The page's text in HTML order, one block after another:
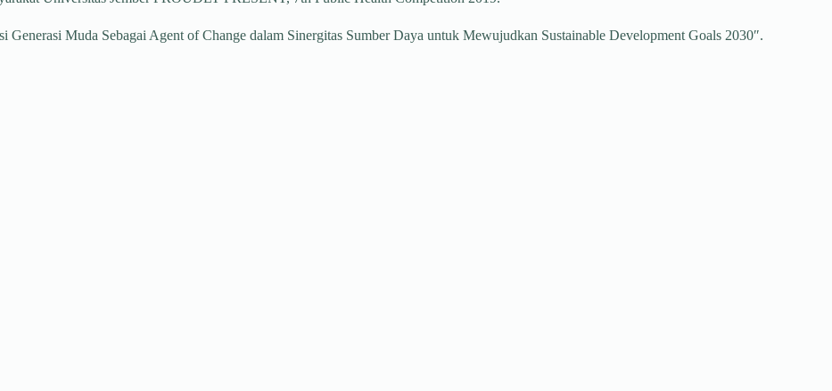
Muda Sebagai Agent of Change dalam Sinergitas Sumber Daya untuk Mewujudkan Sustainable Development Goals 2030″.